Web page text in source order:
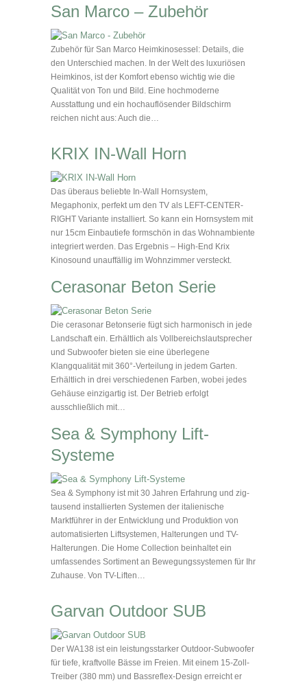
San Marco – Zubehör
Zubehör für San Marco Heimkinosessel: Details, die
den Unterschied machen. In der Welt des luxuriösen
Heimkinos, ist der Komfort ebenso wichtig wie die
Qualität von Ton und Bild. Eine hochmoderne
Ausstattung und ein hochauflösender Bildschirm
reichen nicht aus: Auch die…
KRIX IN-Wall Horn
Das überaus beliebte In-Wall Hornsystem,
Megaphonix, perfekt um den TV als LEFT-CENTER-
RIGHT Variante installiert. So kann ein Hornsystem mit
nur 15cm Einbautiefe formschön in das Wohnambiente
integriert werden. Das Ergebnis – High-End Krix
Kinosound unauffällig im Wohnzimmer versteckt.
Cerasonar Beton Serie
Die cerasonar Betonserie fügt sich harmonisch in jede
Landschaft ein. Erhältlich als Vollbereichslautsprecher
und Subwoofer bieten sie eine überlegene
Klangqualität mit 360°-Verteilung in jedem Garten.
Erhältlich in drei verschiedenen Farben, wobei jedes
Gehäuse einzigartig ist. Der Betrieb erfolgt
ausschließlich mit…
Sea & Symphony Lift-
Systeme
Sea & Symphony ist mit 30 Jahren Erfahrung und zig-
tausend installierten Systemen der italienische
Marktführer in der Entwicklung und Produktion von
automatisierten Liftsystemen, Halterungen und TV-
Halterungen. Die Home Collection beinhaltet ein
umfassendes Sortiment an Bewegungssystemen für Ihr
Zuhause. Von TV-Liften…
Garvan Outdoor SUB
Der WA138 ist ein leistungsstarker Outdoor-Subwoofer
für tiefe, kraftvolle Bässe im Freien. Mit einem 15-Zoll-
Treiber (380 mm) und Bassreflex-Design erreicht er